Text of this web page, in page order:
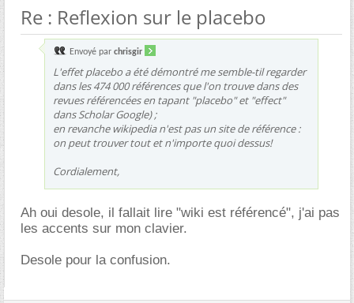
Re : Reflexion sur le placebo
Envoyé par chrisgir
L'effet placebo a été démontré me semble-til regarder
dans les 474 000 références que l'on trouve dans des
revues référencées en tapant "placebo" et "effect"
dans Scholar Google) ;
en revanche wikipedia n'est pas un site de référence :
on peut trouver tout et n'importe quoi dessus!
Cordialement,
Ah oui desole, il fallait lire "wiki est référencé", j'ai pas
les accents sur mon clavier.
Desole pour la confusion.